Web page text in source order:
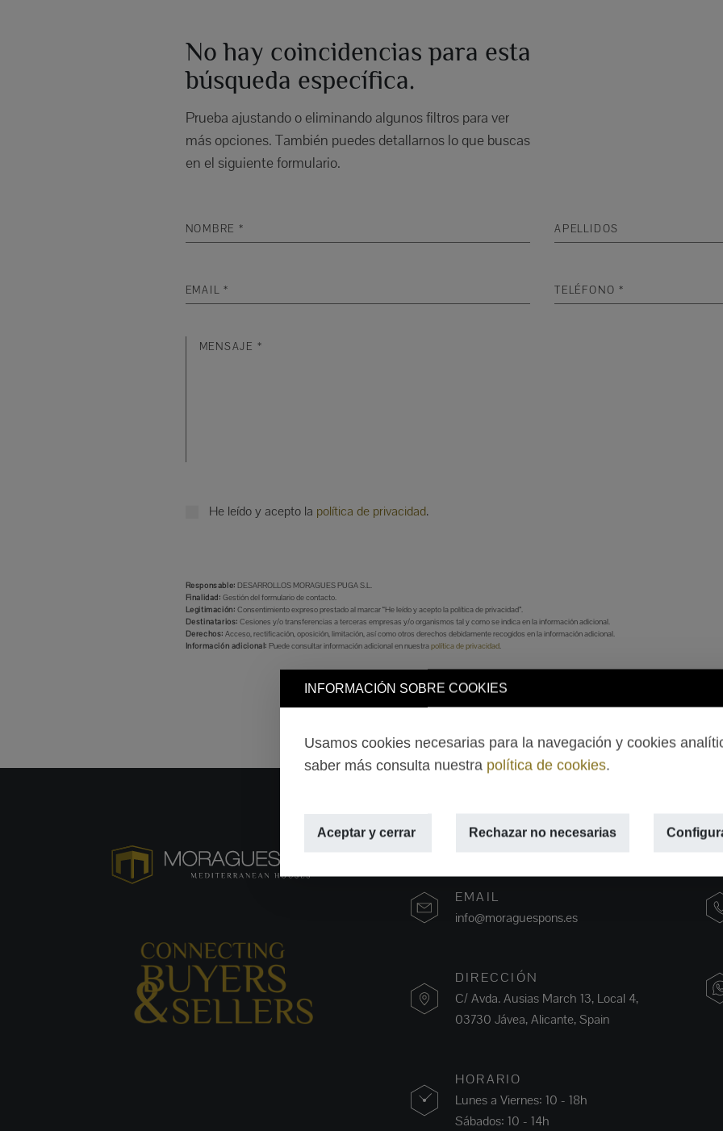
INFORMACIÓN SOBRE COOKIES
Usamos cookies necesarias para la navegación y cookies
saber más consulta nuestra política de cookies.
Aceptar y cerrar Rechazar no necesarias
No hay coincidencias para esta
búsqueda específica.
Prueba ajustando o eliminando algunos filtros para ver
más opciones. También puedes detallarnos lo que buscas
en el siguiente formulario.
He leído y acepto la política de privacidad.
Responsable: DESARROLLOS MORAGUES PUGA S.L.
Finalidad: Gestión del formulario de contacto.
Legitimación: Consentimiento expreso prestado al marcar “He leído y acepto la política de privacidad”.
Destinatarios: Cesiones y/o transferencias a terceras empresas y/o organismos tal y como se indica en la información adicional.
Derechos: Acceso, rectificación, oposición, limitación, así como otros derechos debidamente recogidos en la información adicional.
Información adicional: Puede consultar información adicional en nuestrapolítica de privacidad.
EMAIL
info@moraguespons.es
DIRECCIÓN
C/ Avda. Ausias March 13, Local 4,
03730 Jávea, Alicante, Spain
HORARIO
Lunes a Viernes: 10 - 18h
Sábados: 10 - 14h